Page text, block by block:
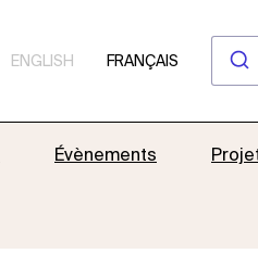
ENGLISH FRANÇAIS
Évènements